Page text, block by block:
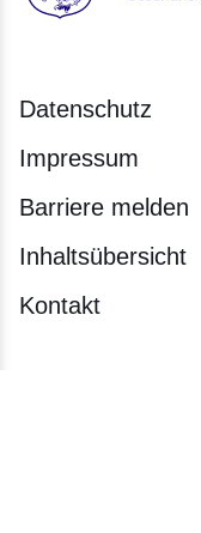
Hessen -
Datenschutz
Impressum
Barriere melden
Inhaltsübersicht
Kontakt